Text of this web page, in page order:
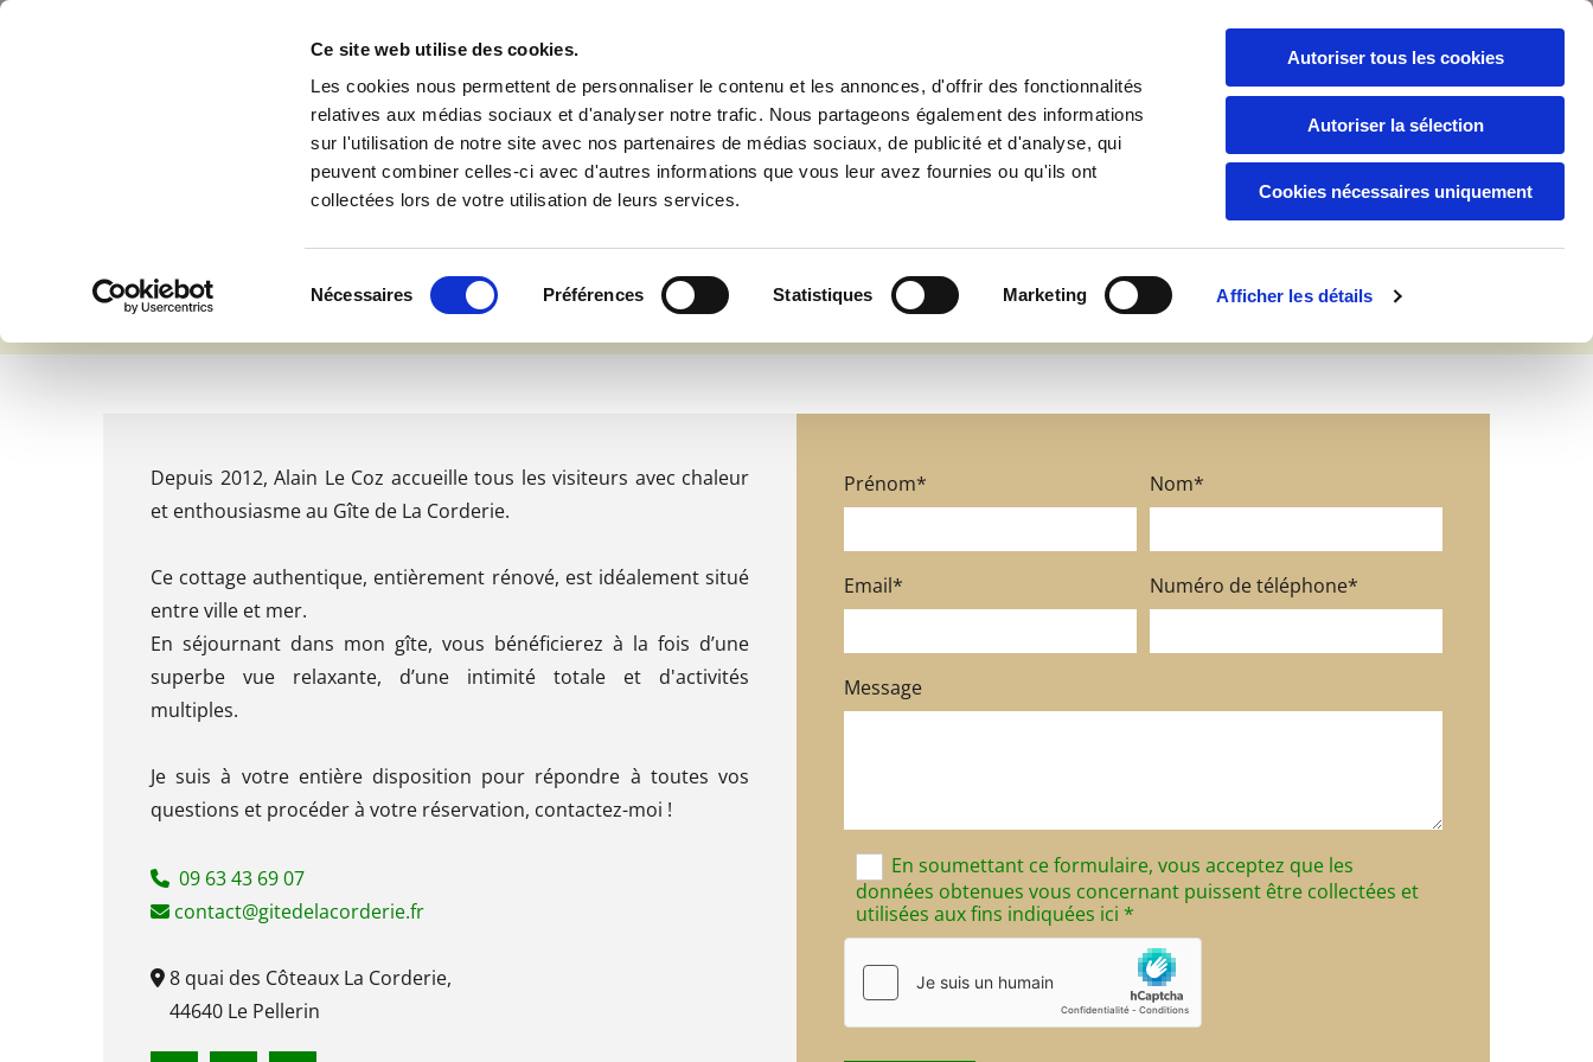
Ce site web utilise des cookies.
Les cookies nous permettent de personnaliser le contenu et les annonces, d'offrir des fonctionnalités
relatives aux médias sociaux et d'analyser notre trafic. Nous partageons également des informations
sur l'utilisation de notre site avec nos partenaires de médias sociaux, de publicité et d'analyse, qui
peuvent combiner celles-ci avec d'autres informations que vous leur avez fournies ou qu'ils ont
collectées lors de votre utilisation de leurs services.
du
Nécessaires Préférences Statistiques Marketing Afficher les détails
Autoriser tous les cookies
Autoriser la sélection
Cookies nécessaires uniquement
Gîte de La Corderie Notre gîte
Français
 09 63 43 69 07
Réservez ici votre séjour relaxant au Pellerin
en bord de Loire
Depuis 2012, Alain Le Coz accueille tous les visiteurs avec chaleur
et enthousiasme au Gîte de La Corderie.
Ce cottage authentique, entièrement rénové, est idéalement situé
entre ville et mer.
En séjournant dans mon gîte, vous bénéficierez à la fois d’une
superbe vue relaxante, d’une intimité totale et d'activités
multiples.
Je suis à votre entière disposition pour répondre à toutes vos
questions et procéder à votre réservation, contactez-moi !
 09 63 43 69 07
 contact@gitedelacorderie.fr
 8 quai des Côteaux La Corderie,
44640 Le Pellerin
Prénom* Nom*
Email* Numéro de téléphone*
Message
En soumettant ce formulaire, vous acceptez que les
données obtenues vous concernant puissent être collectées et
utilisées aux fins indiquées ici *